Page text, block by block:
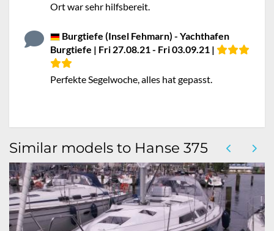
Ort war sehr hilfsbereit.
Burgtiefe (Insel Fehmarn) - Yachthafen
Burgtiefe | Fri 27.08.21 - Fri 03.09.21 |
Perfekte Segelwoche, alles hat gepasst.
Similar models to Hanse 375